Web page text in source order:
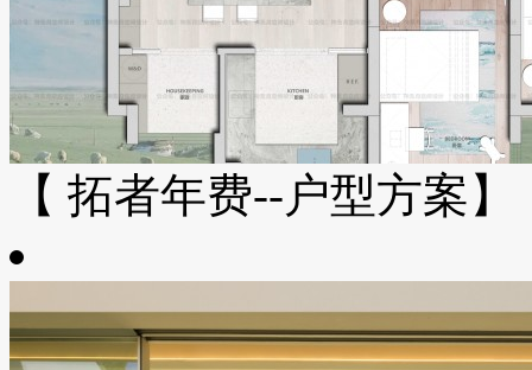
【 拓者年费--户型方案】